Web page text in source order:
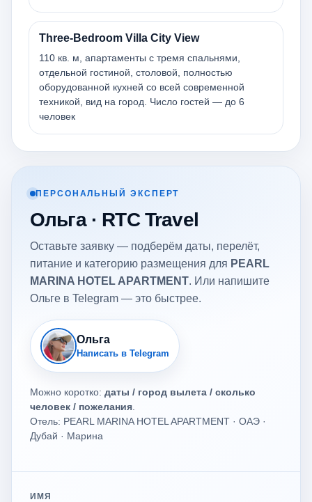
Three-Bedroom Villa City View
110 кв. м, апартаменты с тремя спальнями,
отдельной гостиной, столовой, полностью
оборудованной кухней со всей современной
техникой, вид на город. Число гостей — до 6
человек
ПЕРСОНАЛЬНЫЙ ЭКСПЕРТ
Ольга · RTC Travel
Оставьте заявку — подберём даты, перелёт,
питание и категорию размещения для PEARL
MARINA HOTEL APARTMENT. Или напишите
Ольге в Telegram — это быстрее.
Ольга
Написать в Telegram
Можно коротко: даты / город вылета / сколько
человек / пожелания
Отель: PEARL MARINA HOTEL APARTMENT · ОАЭ ·
Дубай · Марина
ИМЯ